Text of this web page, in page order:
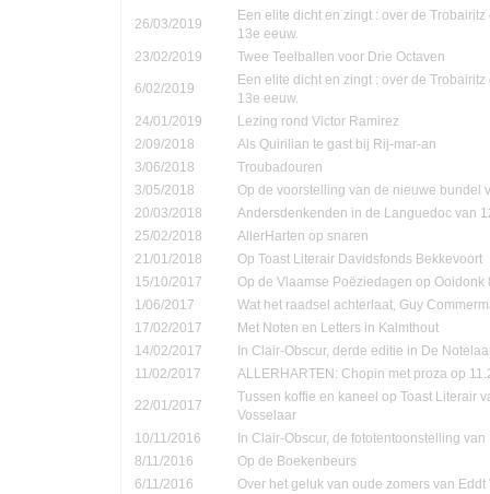
26/03/2019
Een elite dicht en zingt : over de
13e eeuw.
23/02/2019
Twee Teelballen voor Drie Octaven
6/02/2019
Een elite dicht en zingt : over de
13e eeuw.
24/01/2019
Lezing rond Victor Ramirez
2/09/2018
Als Quirilian te gast bij Rij-mar-an
3/06/2018
Troubadouren
3/05/2018
Op de voorstelling van de nieuwe bundel
20/03/2018
Andersdenkenden in de Languedoc van
25/02/2018
AllerHarten op snaren
21/01/2018
Op Toast Literair Davidsfonds Bekkevoort
15/10/2017
Op de Vlaamse Poëziedagen op
1/06/2017
Wat het raadsel achterlaat, Guy
17/02/2017
Met Noten en Letters in Kalmthout
14/02/2017
In Clair-Obscur, derde editie in De
11/02/2017
ALLERHARTEN: Chopin met proza op
22/01/2017
Tussen koffie en kaneel op Toast Literair
Vosselaar
10/11/2016
In Clair-Obscur, de fototentoonstelling
8/11/2016
Op de Boekenbeurs
6/11/2016
Over het geluk van oude zomers van Eddt